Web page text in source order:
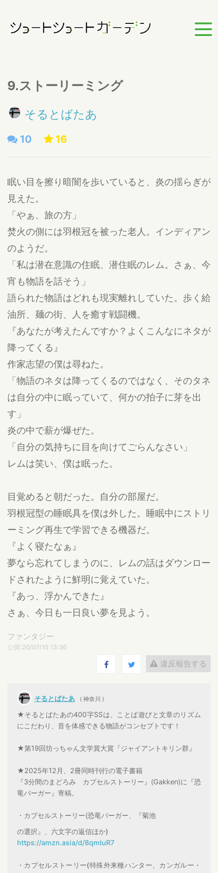
9.ストーリーミング
そるとばたあ
10 16
眠い目を擦り暗闇を歩いていると、炎の揺らぎが
見えた。
「やぁ、旅の方」
焚火の側には羽根冠を被った老人。インディアン
のようだ。
「私は潜在意識の住眠、潜住眠のレム。さぁ、今
宵も物語を話そう」
語られた物語はどれも現実離れしていた。歩く給
油所、麺の街、人を癒す戦闘機。
『あなたが考えたんですか？よくこんなにネタが
降ってくる』
作家志望の僕は尋ねた。
「物語のネタは降ってくるのではなく、そのタネ
は自分の中に眠っていて、何かの拍子に芽を出
す」
炎の中で薪が爆ぜた。
「自分の気持ちに目を向けてごらんなさい」
レムは笑い、僕は眠った。
目覚めると朝だった。自分の部屋だ。
羽根冠型の睡眠具を僕は外した。睡眠中にストリ
ーミング再生で学習できる機器だ。
『よく寝たなぁ』
夢なら忘れてしまうのに、レムの話はダウンロー
ドされたように鮮明に覚えていた。
『あっ、浮かんできた』
さぁ、今日も一日良い夢を見よう。
ファンタジー
公開:20/07/15 13:36
違反報告する
そるとばたあ ( 神奈川 )
★そるとばたあの400字SSは、ことば遊びと文章のリズム
にこだわり、音を体感できる物語がコンセプトです！
★第19回坊っちゃん文学賞大賞『ジャイアントキリン群』
★2025年12月、2冊同時刊行の電子書籍
『3分間のまどろみ カプセルストーリー』(Gakken)に『恐
竜バーガー』寄稿。
・カプセルストーリー(恐竜バーガー、『菊池
の選択』、六文字の返信ほか)
https://amzn.asia/d/8qmIuR7
・カプセルストーリー(特殊外来種ハンター、カンガルー・